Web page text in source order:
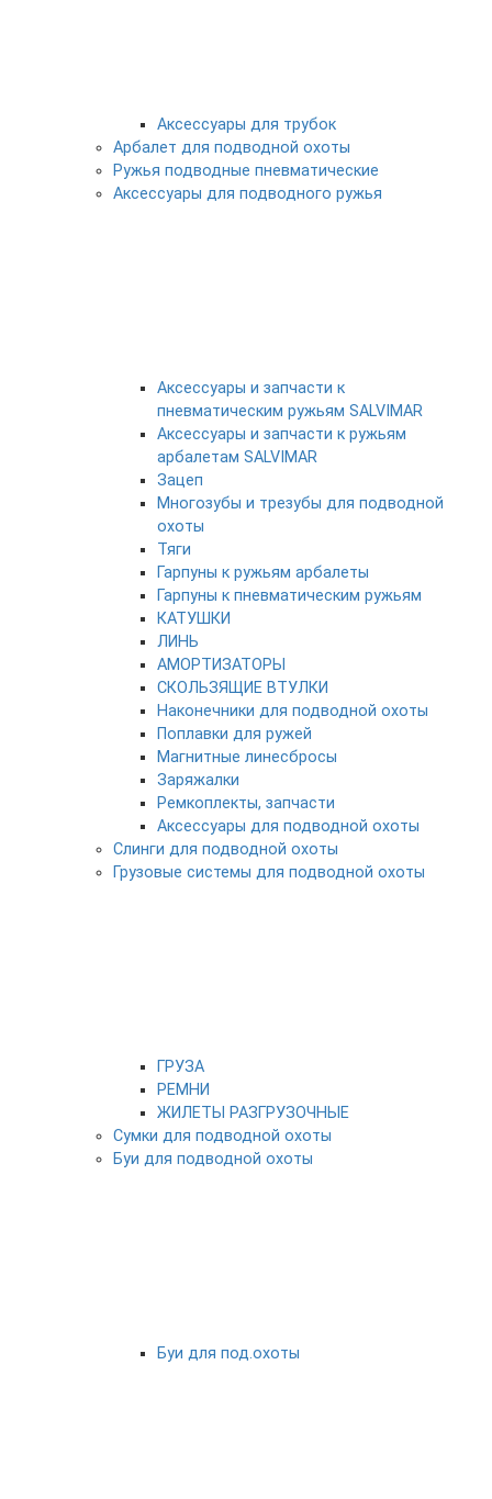
Аксессуары для трубок
Арбалет для подводной охоты
Ружья подводные пневматические
Аксессуары для подводного ружья
Аксессуары и запчасти к
пневматическим ружьям SALVIMAR
Аксессуары и запчасти к ружьям
арбалетам SALVIMAR
Зацеп
Многозубы и трезубы для подводной
охоты
Тяги
Гарпуны к ружьям арбалеты
Гарпуны к пневматическим ружьям
КАТУШКИ
ЛИНЬ
АМОРТИЗАТОРЫ
СКОЛЬЗЯЩИЕ ВТУЛКИ
Наконечники для подводной охоты
Поплавки для ружей
Магнитные линесбросы
Заряжалки
Ремкоплекты, запчасти
Аксессуары для подводной охоты
Слинги для подводной охоты
Грузовые системы для подводной охоты
ГРУЗА
РЕМНИ
ЖИЛЕТЫ РАЗГРУЗОЧНЫЕ
Сумки для подводной охоты
Буи для подводной охоты
Буи для под.охоты